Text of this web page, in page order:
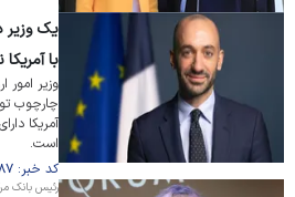
یک وزیر
با
وزیر امور
چارچوب
آمریکا
است.
کد خبر: ۱۷۶۲۸۷ تاریخ انتشار : ۱۴۰۴/۰۵/۰۷
رئیس بانک